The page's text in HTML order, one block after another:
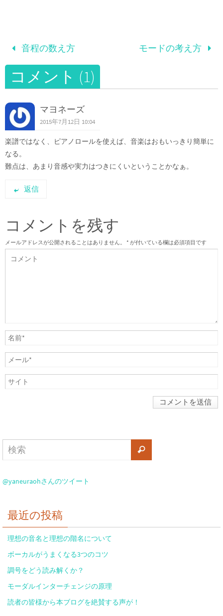
音程の数え方 モードの考え方
コメント (1)
マヨネーズ
2015年7月12日 10:04
楽譜ではなく、ピアノロールを使えば、音楽はおもいっきり簡単に
なる。
難点は、あまり音感や実力はつきにくいということかなぁ。
返信
コメントを残す
メールアドレスが公開されることはありません。 * が付いている欄は必須項目です
@yaneuraohさんのツイート
最近の投稿
理想の音名と理想の階名について
ボーカルがうまくなる3つのコツ
調号をどう読み解くか？
モーダルインターチェンジの原理
読者の皆様から本ブログを絶賛する声が！